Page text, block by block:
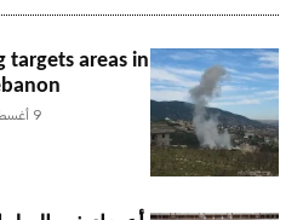
targets areas in
9 أغسطس، 2026